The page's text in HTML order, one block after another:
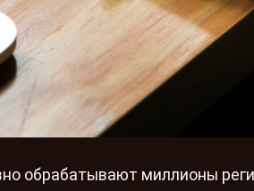
обрабатывают миллионы